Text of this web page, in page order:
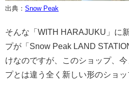
出典： Snow Peak
そんな「WITH HARAJUKU」に
プが「Snow Peak LAND
けなのですが、このショップ、
プとは違う全く新しい形のショッ